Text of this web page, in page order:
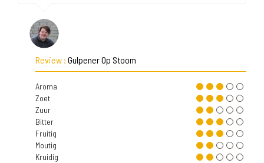
Review : Gulpener Op Stoom
Aroma
Zoet
Zuur
Bitter
Fruitig
Moutig
Kruidig